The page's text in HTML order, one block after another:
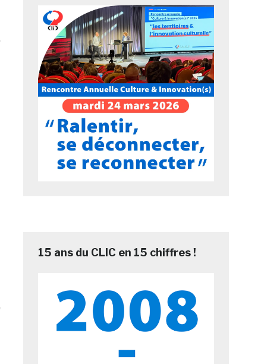
15 ans du CLIC en 15 chiffres !